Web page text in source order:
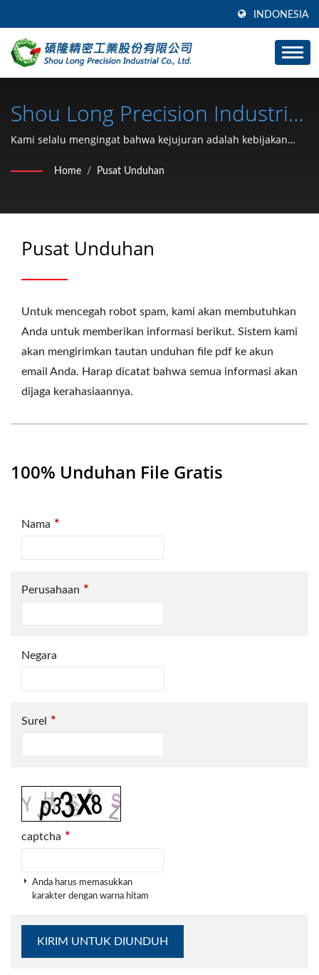
INDONESIA
Shou Long Precision Industrial
Co., Ltd.
Kami selalu mengingat bahwa kejujuran adalah kebijakan
dengan produk berkualitas dan cepat.
Home / Pusat Unduhan
Pusat Unduhan
Untuk mencegah robot spam, kami akan membutuhkan
Anda untuk memberikan informasi berikut. Sistem kami
akan mengirimkan tautan unduhan file pdf ke akun
email Anda. Harap dicatat bahwa semua informasi akan
dijaga kerahasiaannya.
100% Unduhan File Gratis
Nama *
Perusahaan *
Negara
Surel *
captcha *
Anda harus memasukkan
karakter dengan warna hitam